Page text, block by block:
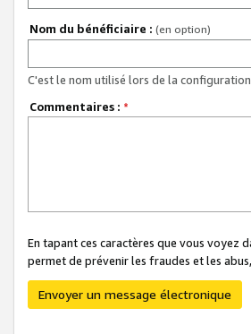
Nom du bénéficiaire : (en option)
C'est le nom utilisé lors de la
Commentaires : *
En tapant ces caractères que vous voyez
permet de prévenir les fraudes et les
Envoyer un message électronique